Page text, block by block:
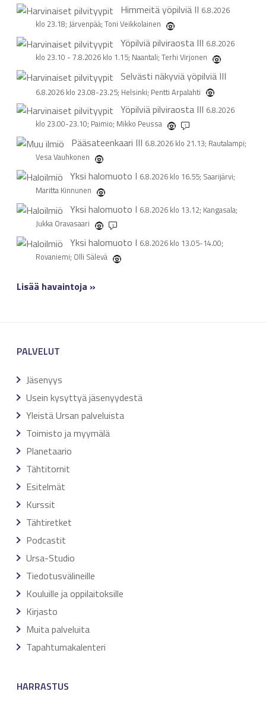
Himmeitä yöpilviä II 6.8.2026
klo 23.18; Järvenpää; Toni Veikkolainen
Yöpilviä pilviraosta III 6.8.2026
klo 23.10 - 7.8.2026 klo 1.15; Naantali; Terhi Virjonen
Selvästi näkyviä yöpilviä III
6.8.2026 klo 23.08-23.25; Helsinki; Pentti Arpalahti
Yöpilviä pilviraosta III 6.8.2026
klo 23.00-23.10; Paimio; Mikko Peussa 1
Pääsateenkaari III 6.8.2026 klo 21.13; Rautalampi;
Vesa Vauhkonen
Yksi halomuoto I 6.8.2026 klo 16.55; Saarijärvi;
Maritta Kinnunen
Yksi halomuoto I 6.8.2026 klo 13.12; Kangasala;
Jukka Oravasaari 3
Yksi halomuoto I 6.8.2026 klo 13.05-14.00;
Rovaniemi; Olli Sälevä
Lisää havaintoja »
PALVELUT
Jäsenyys
Usein kysyttyä jäsenyydestä
Yleistä Ursan palveluista
Toimisto ja myymälä
Planetaario
Tähtitornit
Esitelmät
Kurssit
Tähtiretket
Podcastit
Ursa-Studio
Tiedotusvälineille
Kouluille ja oppilaitoksille
Kirjasto
Muita palveluita
Tapahtumakalenteri
HARRASTUS